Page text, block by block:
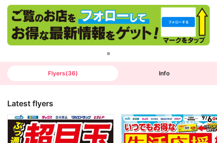
o
l
o
w
Flyers(36) Info
Latest flyers